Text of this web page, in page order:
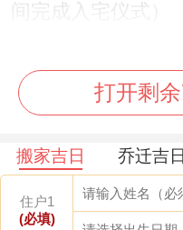
间完成入宅仪式）
阳历:2026年11月
农历:丙午水年十
【宜】嫁娶、祭祀
火、出行、拆卸、
匾、伐木、入宅、
打开剩
搬家吉日 乔迁吉日
住户1
(必填)